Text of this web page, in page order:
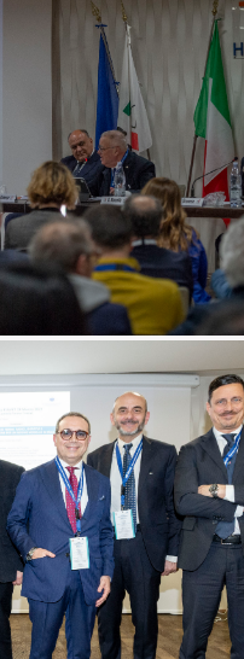
Calabria, “il turismo
per un